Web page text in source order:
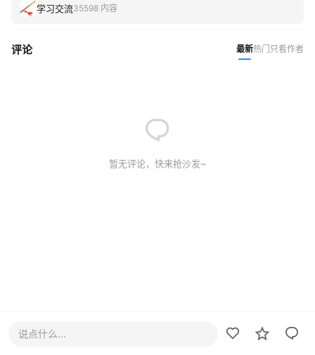
学习交流35598 内容
评论 最新热门 只看作者
暂无评论，快来抢沙发~
说点什么...